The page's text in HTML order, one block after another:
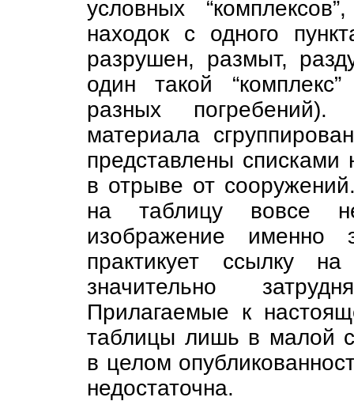
условных
находок с одного
разрушен, размыт,
один такой
разных
материала
представлены списками
в отрыве от
на таблицу вовсе
изображение именно
практикует ссылку
значительно
Прилагаемые к
таблицы лишь в малой
в целом
недостаточна.